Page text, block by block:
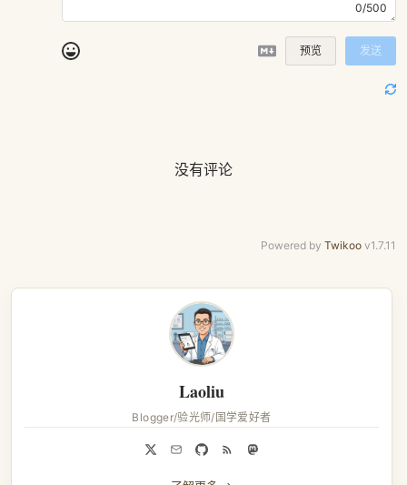
0/500
预览 发送
没有评论
Powered by Twikoo v1.7.11
Laoliu
Blogger/验光师/国学爱好者